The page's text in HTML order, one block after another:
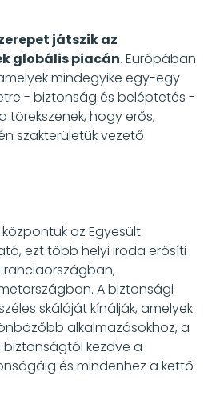
játszik az
globális piacán. Európában
mindegyike egy-egy
- biztonság és beléptetés -
törekszenek, hogy erős,
szakterületük vezető
az Egyesült
ezt több helyi iroda erősíti
A biztonsági
skáláját kínálják, amelyek
alkalmazásokhoz, a
kezdve a
és mindenhez a kettő